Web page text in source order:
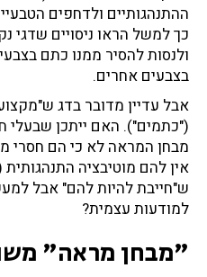
ההתנהגותיים ולדחפים
כך למשל הראו ניסויים שדגי
ולנסות להסיר ממנו כתם
בצבעים אחרים.
אבל עדיין מדובר בדג
("כתמים"). האם ייתכן שבעלי
מבחן המראה לא כי הם חסרי
אין להם מוטיבציה התנהגותית
ש"חייבת להיות להם" אבל
למודעות עצמית?
"מבחן מראה"